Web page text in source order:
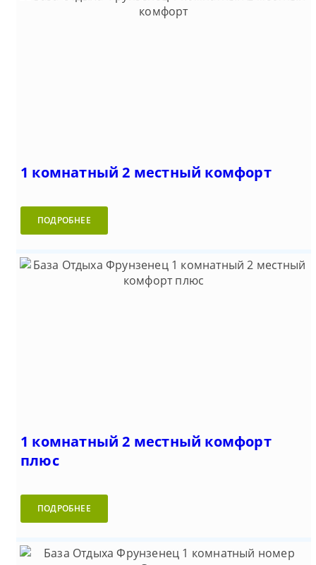
1 комнатный 2 местный комфорт
ПОДРОБНЕЕ
1 комнатный 2 местный комфорт
плюс
ПОДРОБНЕЕ